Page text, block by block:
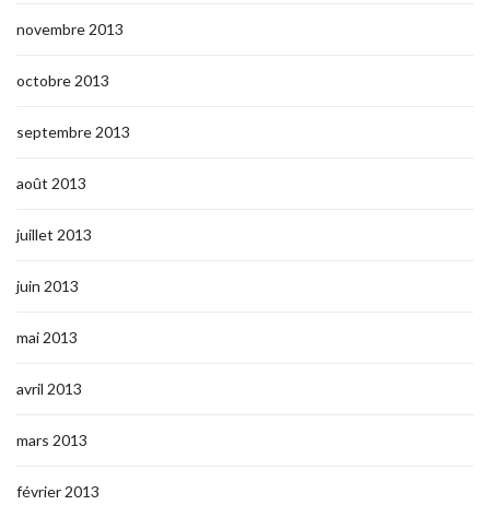
novembre 2013
octobre 2013
septembre 2013
août 2013
juillet 2013
juin 2013
mai 2013
avril 2013
mars 2013
février 2013